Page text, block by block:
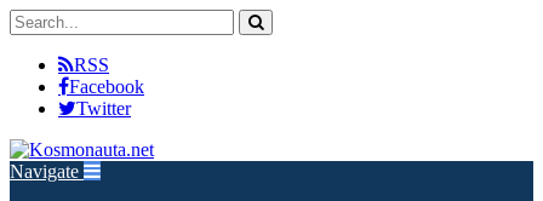
RSS
Facebook
Twitter
Navigate